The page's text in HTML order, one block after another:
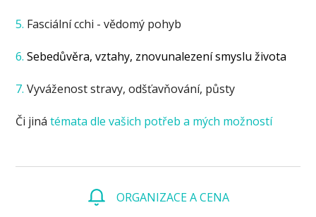
5. Fasciální cchi - vědomý pohyb
6.Sebedůvěra, vztahy, znovunalezení smyslu života
7. Vyváženost stravy, odšťavňování, půsty
Či jinátémata dle vašich potřeb a mých možností
ORGANIZACE A CENA